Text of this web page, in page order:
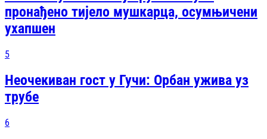
пронађено тијело мушкарца, осумњичени
ухапшен
5
Неочекиван гост у Гучи: Орбан ужива уз
трубе
6